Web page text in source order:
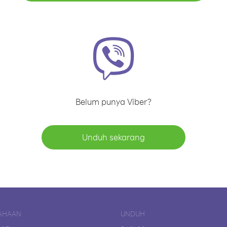
Belum punya Viber?
Unduh sekarang
UNDUH